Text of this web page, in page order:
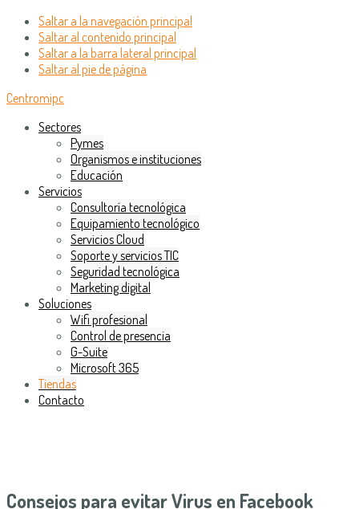
Saltar a la navegación principal
Saltar al contenido principal
Saltar a la barra lateral principal
Saltar al pie de página
Centromipc
Sectores
Pymes
Organismos e instituciones
Educación
Servicios
Consultoría tecnológica
Equipamiento tecnológico
Servicios Cloud
Soporte y servicios TIC
Seguridad tecnológica
Marketing digital
Soluciones
Wifi profesional
Control de presencia
G-Suite
Microsoft 365
Tiendas
Contacto
Consejos para evitar Virus en Facebook